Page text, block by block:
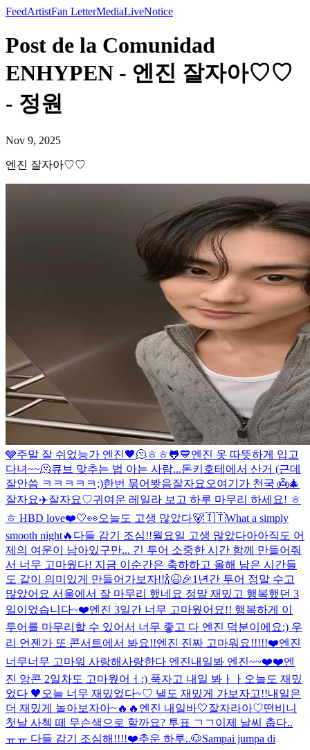
FeedArtistFan LetterMediaLiveNotice
Post de la Comunidad
ENHYPEN - 엔진 잘자아♡♡
- 정원
Nov 9, 2025
엔진 잘자아♡♡
🩶주말 잘 쉬었능가 엔진🖤🫠ㅎㅎ🐸💙엔진 옷 따뜻하게 입고
다녀~~🫠큐브 맞추는 법 아는 사람...돈키호테에서 산거 (근데
잘안씀 ㅋㅋㅋㅋㅋ;)한번 묶어봣음잘자요오여기가 천국 👼🎄
잘자요✈️잘자요♡귀여운 레일라 보고 하루 마무리 하세요! ㅎ
ㅎ HBD love❤️🤍👀오늘도 고생 많았다🐻🇮🇹What a simply
smooth night🔥 다들 감기 조심!!월요일 고생 많았다아아직도 어
제의 여운이 남아있구만... 긴 투어 소중한 시간 함께 만들어줘
서 너무 고마웠다! 지금 이순간은 축하하고 올해 남은 시간들
도 같이 의미있게 만들어가보자!!🍾😆🎉1년간 투어 정말 수고
많았어요 서울에서 잘 마무리 했네요 정말 재밌고 행복했던 3
일이었습니다~❤️엔진 3일간 너무 고마웠어요!! 행복하게 이
투어를 마무리할 수 있어서 너무 좋고 다 엔진 덕분이에요:) 우
리 언젠가 또 콘서트에서 봐요!!엔진 진짜 고마워요!!!!!❤️엔진
너무너무 고마워 사랑해사랑한다 엔진내일봐 엔진~~❤️❤️엔
진 앙콘 2일차도 고마웠어ㅓ:) 푹자고 내일 봐ㅏㅏ 오늘도 재밌
었다 🖤 오늘 너무 재밌었다~♡ 낼도 재밌게 가보자고!!내일은
더 재밌게 놀아보자아~🔥🔥 엔진 내일바🤍잘자라아♡떤비니
첫날 사첵 떼 무슨색으로 할까요? 투표 ㄱㄱ 이제 날씨 춥다..
ㅠㅠ 다들 감기 조심해!!!!❤️추운 하루..🐶Sampai jumpa di